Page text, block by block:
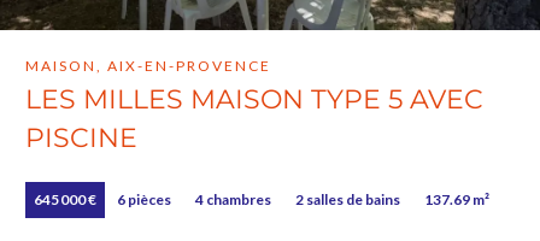
MAISON, AIX-EN-PROVENCE
LES MILLES MAISON TYPE 5 AVEC
PISCINE
645 000 € 6 pièces 4 chambres 2 salles de bains 137.69 m²